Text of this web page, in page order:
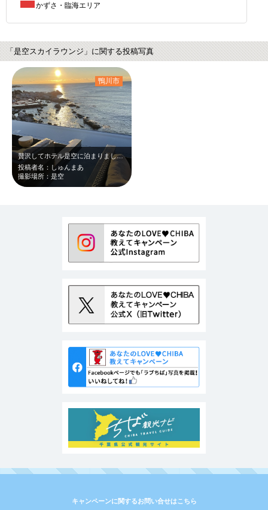
かずさ・臨海エリア
「是空スカイラウンジ」に関する投稿写真
贅沢してホテル是空に泊まりました。スカイラウンジから見る朝日は最高でした。オス…
投稿者名：しゅんまあ
撮影場所：是空
鴨川市
キャンペーンに関するお問い合せはこちら